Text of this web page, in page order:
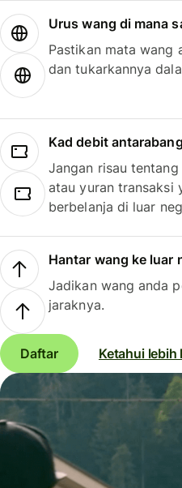
Urus wang di mana
Pastikan mata wang
dan tukarkannya
Kad debit
Jangan risau
atau yuran transaksi
berbelanja di luar
Hantar wang ke luar
Jadikan wang anda
jaraknya.
Daftar Ketahui lebih